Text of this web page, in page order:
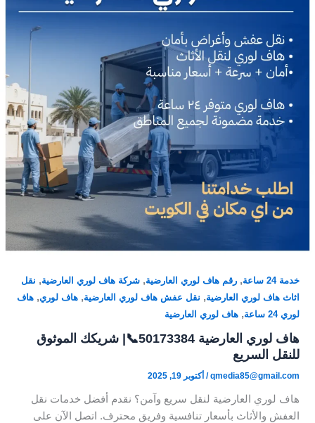
خدمة 24 ساعة ,رقم هاف لوري العارضية,شركة هاف لوري العارضية,نقل
اثاث هاف لوري العارضية,نقل عفش هاف لوري العارضية,هاف لوري,هاف
لوري 24 ساعة
,هاف لوري العارضية
هاف لوري العارضية 50173384📞| شريكك الموثوق
للنقل السريع
qmedia85@gmail.com
/أكتوبر 19, 2025
هاف لوري العارضية لنقل سريع وآمن؟ نقدم أفضل خدمات نقل
العفش والأثاث بأسعار تنافسية وفريق محترف. اتصل الآن على